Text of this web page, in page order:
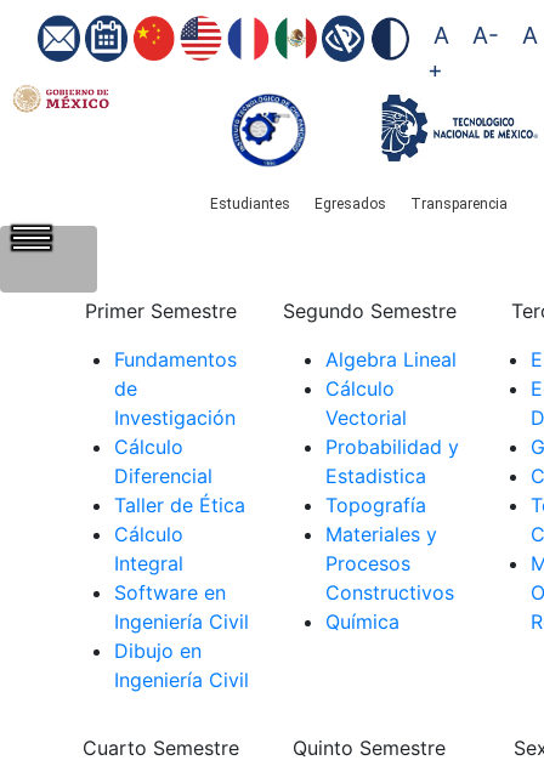
A
+
A- A
Estudiantes Egresados Transparencia
​​​
Primer Semestre Segundo Semestre
Fundamentos
de
Investigación
Cálculo
Diferencial
Taller de Ética
Cálculo
Integral
Software en
Ingeniería Civil
Dibujo en
Ingeniería Civil
Algebra Lineal
Cálculo
Vectorial
Probabilidad y
Estadistica
Topografía
Materiales y
Procesos
Constructivos
Química
Cuarto Semestre Quinto Semestre